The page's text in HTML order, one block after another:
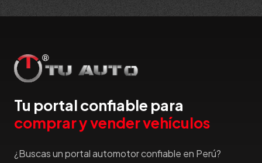
Tu portal confiable para
comprar y vender vehículos
¿Buscas un portal automotor confiable en Perú?